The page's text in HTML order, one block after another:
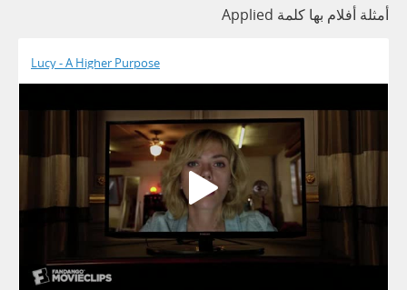
أمثلة أفلام بها كلمة Applied
Lucy - A Higher Purpose